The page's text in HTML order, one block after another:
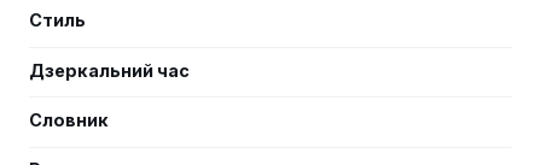
Стиль
Дзеркальний час
Словник